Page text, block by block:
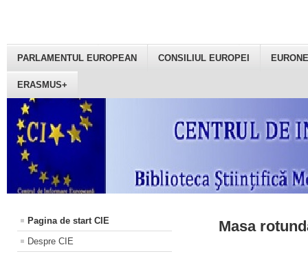
PARLAMENTUL EUROPEAN CONSILIUL EUROPEI
ERASMUS+
Pagina de start CIE
Despre CIE
Masa